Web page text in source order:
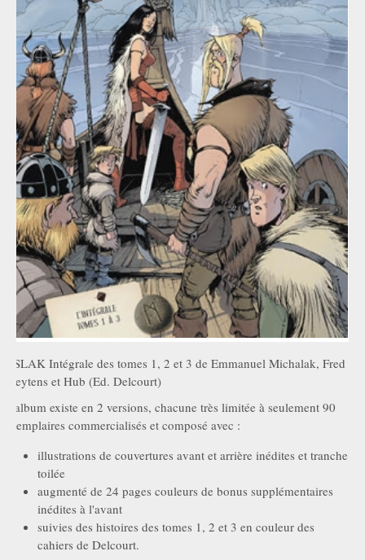
ASLAK Intégrale des tomes 1, 2 et 3 de Emmanuel Michalak, Fred
Weytens et Hub (Ed. Delcourt)
L'album existe en 2 versions, chacune très limitée à seulement 90
exemplaires commercialisés et composé avec :
illustrations de couvertures avant et arrière inédites et tranche
toilée
augmenté de 24 pages couleurs de bonus supplémentaires
inédites à l'avant
suivies des histoires des tomes 1, 2 et 3 en couleur des
cahiers de Delcourt.